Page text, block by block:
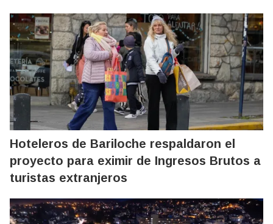
Hoteleros de Bariloche respaldaron el
proyecto para eximir de Ingresos Brutos a
turistas extranjeros